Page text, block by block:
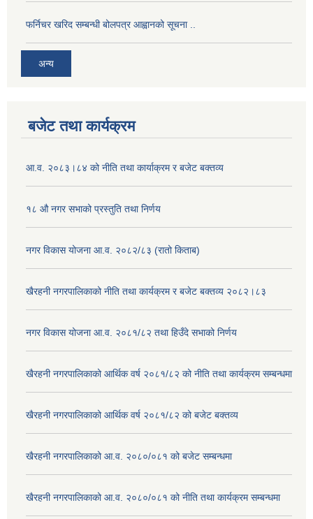
फर्निचर खरिद सम्बन्धी बोलपत्र आह्वानको सूचना ..
अन्य
बजेट तथा कार्यक्रम
आ.व. २०८३।८४ को नीति तथा कार्याक्रम र बजेट बक्तव्य
१८ औ नगर सभाको प्रस्तुति तथा निर्णय
नगर विकास योजना आ.व. २०८२/८३ (रातो किताब)
खैरहनी नगरपालिकाको नीति तथा कार्यक्रम र बजेट बक्तव्य २०८२।८३
नगर विकास योजना आ.व. २०८१/८२ तथा हिउँदे सभाको निर्णय
खैरहनी नगरपालिकाको आर्थिक वर्ष २०८१/८२ को नीति तथा कार्यक्रम सम्बन्धमा
खैरहनी नगरपालिकाको आर्थिक वर्ष २०८१/८२ को बजेट बक्तव्य
खैरहनी नगरपालिकाको आ.व. २०८०/०८१ को बजेट सम्बन्धमा
खैरहनी नगरपालिकाको आ.व. २०८०/०८१ को नीति तथा कार्यक्रम सम्बन्धमा